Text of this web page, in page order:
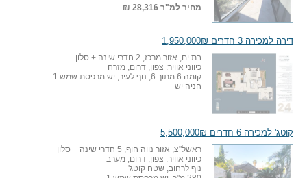
מחיר למ"ר 28,316 ₪
דירה למכירה 3 חדרים 1,950,000₪
בת ים, אזור מרכז, 2 חדרי שינה + סלון
כיווני אוויר: צפון, דרום, מזרח
קומה 6 מתוך 6, נוף לעיר, יש מרפסת שמש 1
חניה יש
קוטג' למכירה 6 חדרים 5,500,000₪
ראשל"צ, אזור נווה חוף, 5 חדרי שינה + סלון
כיווני אוויר: צפון, דרום, מערב
נוף לרחוב, שטח קוטג'